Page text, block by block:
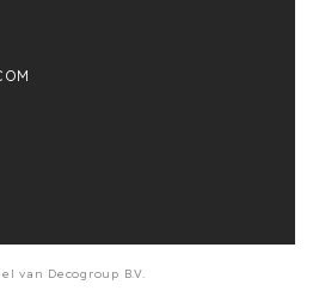
van Decogroup B.V.